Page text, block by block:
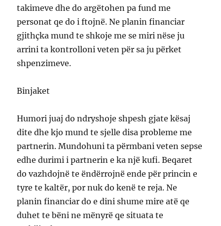
takimeve dhe do argëtohen pa fund me
personat qe do i ftojnë. Ne planin financiar
gjithçka mund te shkoje me se miri nëse ju
arrini ta kontrolloni veten për sa ju përket
shpenzimeve.
Binjaket
Humori juaj do ndryshoje shpesh gjate kësaj
dite dhe kjo mund te sjelle disa probleme me
partnerin. Mundohuni ta përmbani veten sepse
edhe durimi i partnerin e ka një kufi. Beqaret
do vazhdojnë te ëndërrojnë ende për princin e
tyre te kaltër, por nuk do kenë te reja. Ne
planin financiar do e dini shume mire atë qe
duhet te bëni ne mënyrë qe situata te